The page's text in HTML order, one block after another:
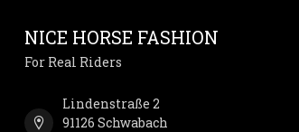
NICE HORSE FASHION
For Real Riders
Lindenstraße 2
91126 Schwabach